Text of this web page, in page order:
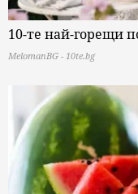
10-те най-горещи
MelomanBG - 10te.bg